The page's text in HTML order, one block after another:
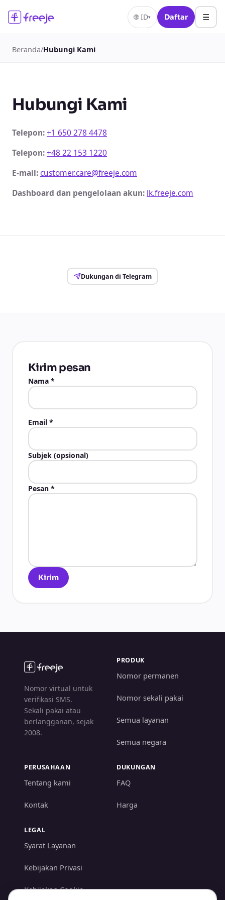
🌐ID▾ Daftar ☰
Beranda/Hubungi Kami
Hubungi Kami
Telepon:+1 650 278 4478
Telepon:+48 22 153 1220
E-mail:customer.care@freeje.com
Dashboard dan pengelolaan akun: lk.freeje.com
Dukungan di Telegram
Kirim pesan
Nama*
Email*
Subjek (opsional)
Pesan*
Kirim
Nomor virtual untuk
verifikasi SMS.
Sekali pakai atau
berlangganan, sejak
2008.
PRODUK
Nomor permanen
Nomor sekali pakai
Semua layanan
Semua negara
PERUSAHAAN
Tentang kami
Kontak
DUKUNGAN
FAQ
Harga
LEGAL
Syarat Layanan
Kebijakan Privasi
Kebijakan Cookie